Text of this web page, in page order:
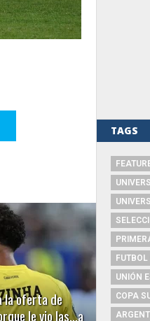
la oferta de
le vio las…a
MÁS
TAGS
UNIÓN
COPA